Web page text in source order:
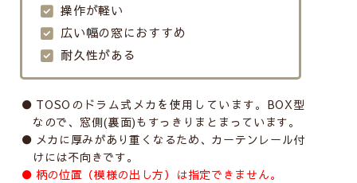
操作が軽い
広い幅の窓におすすめ
耐久性がある
TOSOのドラム式メカを使用しています。BOX型
なので、窓側(裏面)もすっきりまとまっています。
メカに厚みがあり重くなるため、カーテンレール付
けには不向きです。
柄の位置（模様の出し方）は指定できません。